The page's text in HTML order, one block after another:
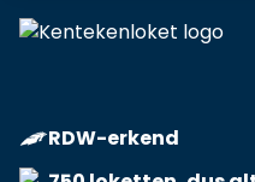
RDW-erkend